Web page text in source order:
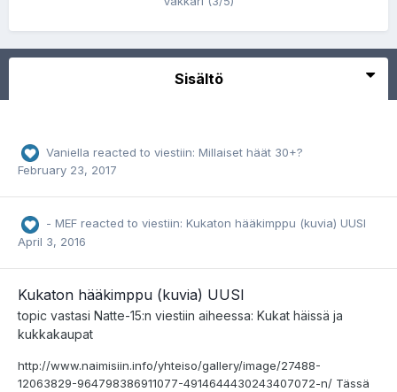
Sisältö
Vaniella reacted to viestiin: Millaiset häät 30+?
February 23, 2017
- MEF reacted to viestiin: Kukaton hääkimppu (kuvia) UUSI
April 3, 2016
Kukaton hääkimppu (kuvia) UUSI
topic vastasi Natte-15:n viestiin aiheessa: Kukat häissä ja
kukkakaupat
http://www.naimisiin.info/yhteiso/gallery/image/27488-
12063829-964798386911077-4914644430243407072-n/ Tässä